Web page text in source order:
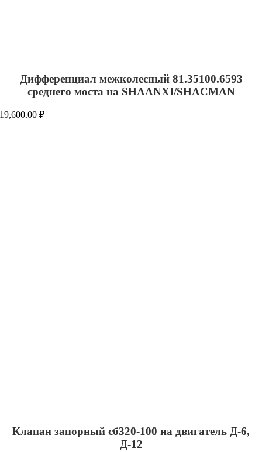
Дифференциал межколесный 81.35100.6593
среднего моста на SHAANXI/SHACMAN
19,600.00₽
Клапан запорный сб320-100 на двигатель Д-6,
Д-12